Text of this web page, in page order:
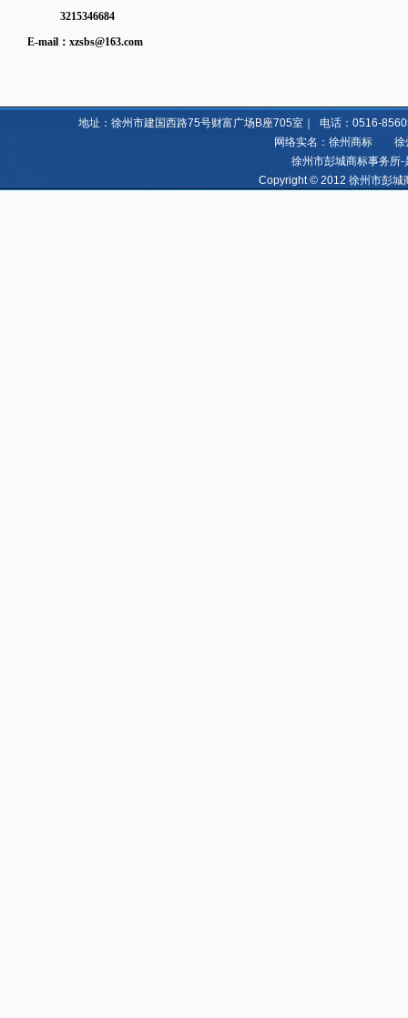
3215346684
E-mail： xzsbs@163.com
地址：徐州市建国西路75号财富广场B座705室｜ 电话：0516-
网络实名：徐州商标 徐
徐州市彭城商标事务所-
Copyright © 2012 徐州市彭